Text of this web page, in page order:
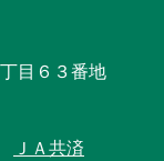
目６３番地
ＪＡ共済